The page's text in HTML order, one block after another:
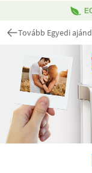
Tovább Egyedi